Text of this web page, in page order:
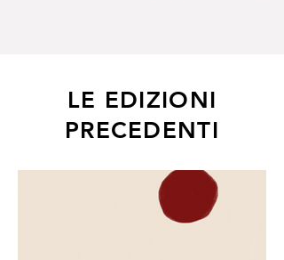
LE EDIZIONI
PRECEDENTI